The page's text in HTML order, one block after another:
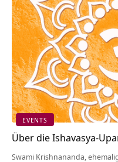
EVENTS
Über die Ishavasya-
Swami Krishnananda,